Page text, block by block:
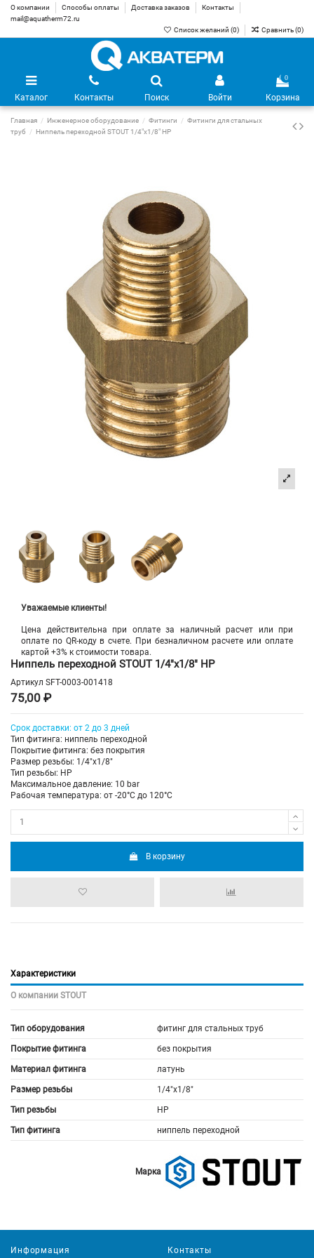
О компании Способы оплаты Доставка заказов
Контакты
mail@aquatherm72.ru
Список желаний (0) Сравнить (0)
Каталог Контакты Поиск Войти
0
Корзина
Главная Инженерное оборудование Фитинги
Фитинги для стальных
труб
Ниппель переходной STOUT 1/4"х1/8" НР
Уважаемые клиенты!
Цена действительна при оплате за наличный расчет или при
оплате по QR-коду в счете. При безналичном расчете или оплате
картой +3% к стоимости товара.
Ниппель переходной STOUT 1/4"х1/8" НР
Артикул SFT-0003-001418
75,00 ₽
Срок доставки: от 2 до 3 дней
Тип фитинга: ниппель переходной
Покрытие фитинга: без покрытия
Размер резьбы: 1/4"х1/8"
Тип резьбы: НР
Максимальное давление: 10 bar
Рабочая температура: от -20°C до 120°C
В корзину
Характеристики
О компании STOUT
Тип оборудования фитинг для стальных труб
Покрытие фитинга без покрытия
Материал фитинга латунь
Размер резьбы 1/4"х1/8"
Тип резьбы НР
Тип фитинга ниппель переходной
Марка
Информация Контакты